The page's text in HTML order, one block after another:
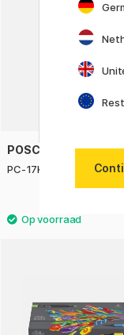
POSCA
PC-17K Metallic 3-set